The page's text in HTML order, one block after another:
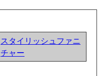
スタイリッシュファニ
チャー